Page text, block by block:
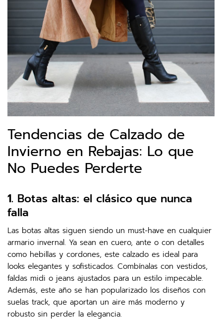
Tendencias de Calzado de
Invierno en Rebajas: Lo que
No Puedes Perderte
1. Botas altas: el clásico que nunca
falla
Las botas altas siguen siendo un must-have en cualquier
armario invernal. Ya sean en cuero, ante o con detalles
como hebillas y cordones, este calzado es ideal para
looks elegantes y sofisticados. Combínalas con vestidos,
faldas midi o jeans ajustados para un estilo impecable.
Además, este año se han popularizado los diseños con
suelas track, que aportan un aire más moderno y
robusto sin perder la elegancia.